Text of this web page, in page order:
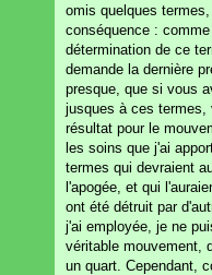
omis quelques
conséquence :
détermination de ce
demande la dernière
presque, que si vous
jusques à ces termes,
résultat pour le
les soins que j'ai
termes qui devraient
l'apogée, et qui
ont été détruit par
j'ai employée, je ne
véritable mouvement,
un quart. Cependant,